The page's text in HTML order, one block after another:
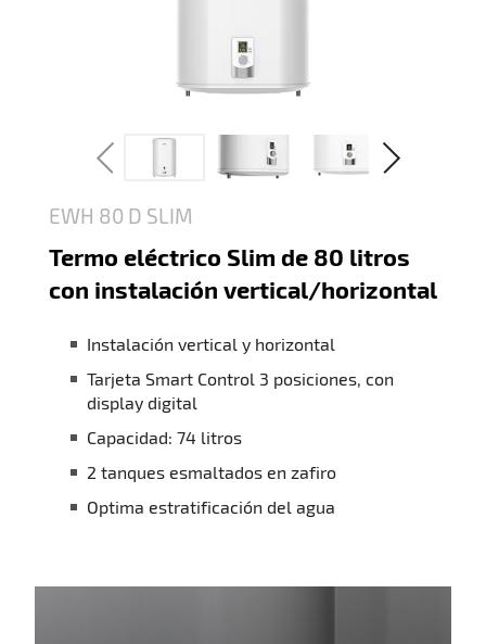
EWH 80 D SLIM
Termo eléctrico Slim de 80 litros
con instalación vertical/horizontal
Instalación vertical y horizontal
Tarjeta Smart Control 3 posiciones, con
display digital
Capacidad: 74 litros
2 tanques esmaltados en zafiro
Optima estratificación del agua